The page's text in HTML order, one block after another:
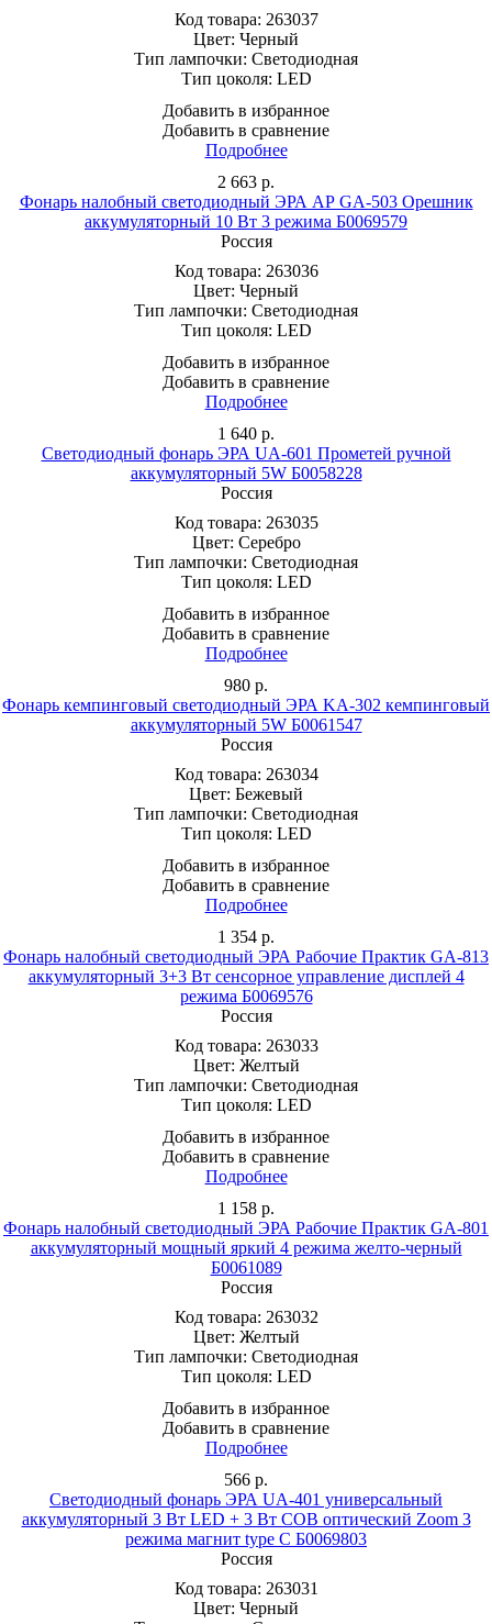
Код товара: 263037
Цвет: Черный
Тип лампочки: Светодиодная
Тип цоколя: LED
Добавить в избранное
Добавить в сравнение
Подробнее
2 663 р.
Фонарь налобный светодиодный ЭРА АР GA-503 Орешник
аккумуляторный 10 Bт 3 режима Б0069579
Россия
Код товара: 263036
Цвет: Черный
Тип лампочки: Светодиодная
Тип цоколя: LED
Добавить в избранное
Добавить в сравнение
Подробнее
1 640 р.
Светодиодный фонарь ЭРА UA-601 Прометей ручной
аккумуляторный 5W Б0058228
Россия
Код товара: 263035
Цвет: Серебро
Тип лампочки: Светодиодная
Тип цоколя: LED
Добавить в избранное
Добавить в сравнение
Подробнее
980 р.
Фонарь кемпинговый светодиодный ЭРА KA-302 кемпинговый
аккумуляторный 5W Б0061547
Россия
Код товара: 263034
Цвет: Бежевый
Тип лампочки: Светодиодная
Тип цоколя: LED
Добавить в избранное
Добавить в сравнение
Подробнее
1 354 р.
Фонарь налобный светодиодный ЭРА Рабочие Практик GA-813
аккумуляторный 3+3 Bт сенсорное управление дисплей 4
режима Б0069576
Россия
Код товара: 263033
Цвет: Желтый
Тип лампочки: Светодиодная
Тип цоколя: LED
Добавить в избранное
Добавить в сравнение
Подробнее
1 158 р.
Фонарь налобный светодиодный ЭРА Рабочие Практик GA-801
аккумуляторный мощный яркий 4 режима желто-черный
Б0061089
Россия
Код товара: 263032
Цвет: Желтый
Тип лампочки: Светодиодная
Тип цоколя: LED
Добавить в избранное
Добавить в сравнение
Подробнее
566 р.
Светодиодный фонарь ЭРА UA-401 универсальный
аккумуляторный 3 Вт LED + 3 Вт COB оптический Zoom 3
режима магнит type C Б0069803
Россия
Код товара: 263031
Цвет: Черный